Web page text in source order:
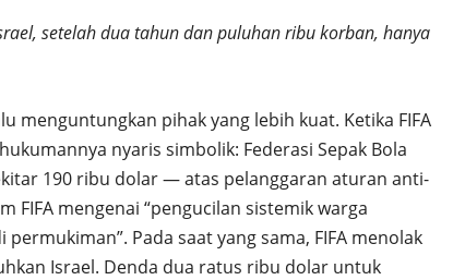
setelah dua tahun dan puluhan ribu korban, hanya
menguntungkan pihak yang lebih kuat. Ketika FIFA
nyaris simbolik: Federasi Sepak Bola
190 ribu dolar — atas pelanggaran aturan anti-
FIFA mengenai “pengucilan sistemik warga
Pada saat yang sama, FIFA menolak
Israel. Denda dua ratus ribu dolar untuk